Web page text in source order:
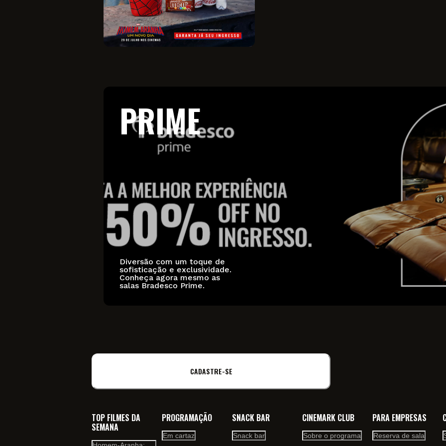
PRIME
Diversão com um toque de
sofisticação e exclusividade.
Conheça agora mesmo as
salas Bradesco Prime.
CADASTRE-SE
TOP FILMES DA
SEMANA
PROGRAMAÇÃO
Em cartaz
SNACK BAR
Snack bar
CINEMARK CLUB
Sobre o programa
PARA EMPRESAS
Reserva de sala